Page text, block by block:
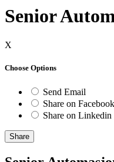
Senior
X
Choose Options
Send Email
Share on Facebook
Share on Linkedin
Share